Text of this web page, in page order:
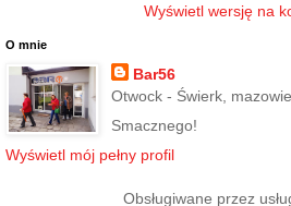
Wyświetl wersję na
O mnie
Bar56
Otwock - Świerk,
Smacznego!
Wyświetl mój pełny profil
Obsługiwane przez